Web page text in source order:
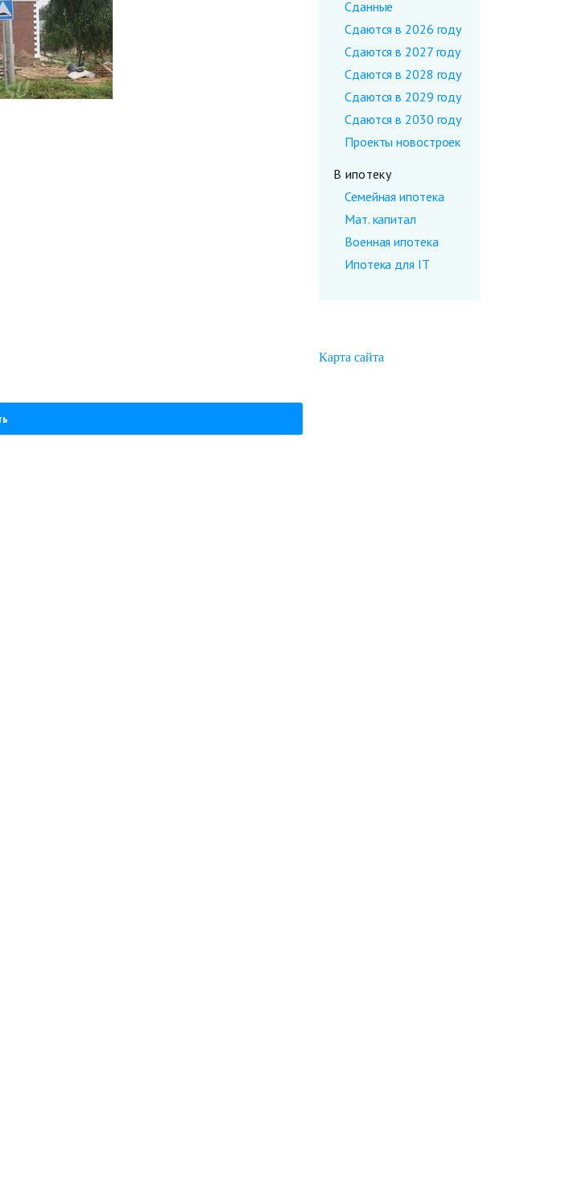
Сданные
Сдаются в 2026 году
Сдаются в 2027 году
Сдаются в 2028 году
Сдаются в 2029 году
Сдаются в 2030 году
Проекты новостроек
В ипотеку
Семейная ипотека
Мат. капитал
Военная ипотека
Ипотека для IT
Карта сайта